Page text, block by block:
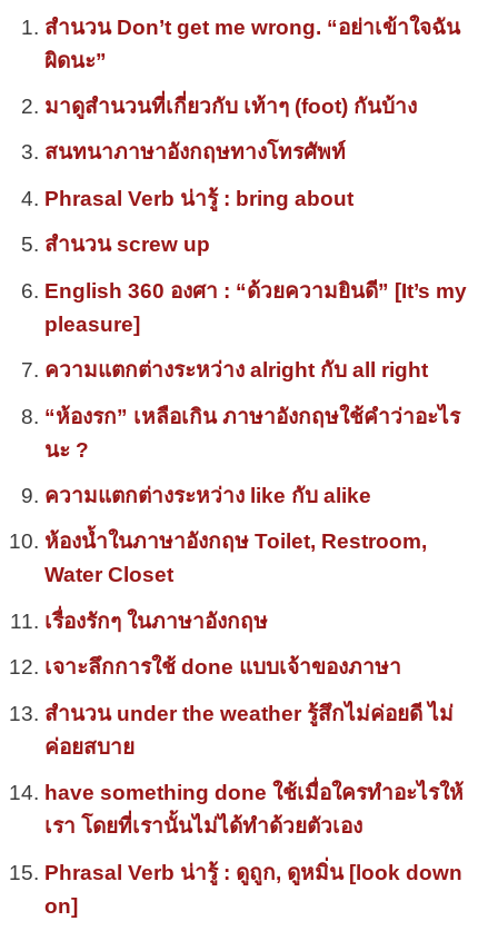
สำนวน Don’t get me wrong. “อย่าเข้าใจฉัน
ผิดนะ”
มาดูสำนวนที่เกี่ยวกับ เท้าๆ (foot) กันบ้าง
สนทนาภาษาอังกฤษทางโทรศัพท์
Phrasal Verb น่ารู้ : bring about
สำนวน screw up
English 360 องศา : “ด้วยความยินดี” [It’s my
pleasure]
ความแตกต่างระหว่าง alright กับ all right
“ห้องรก” เหลือเกิน ภาษาอังกฤษใช้คำว่าอะไร
นะ ?
ความแตกต่างระหว่าง like กับ alike
ห้องน้ำในภาษาอังกฤษ Toilet, Restroom,
Water Closet
เรื่องรักๆ ในภาษาอังกฤษ
เจาะลึกการใช้ done แบบเจ้าของภาษา
สำนวน under the weather รู้สึกไม่ค่อยดี ไม่
ค่อยสบาย
have something done ใช้เมื่อใครทำอะไรให้
เรา โดยที่เรานั้นไม่ได้ทำด้วยตัวเอง
Phrasal Verb น่ารู้ : ดูถูก, ดูหมิ่น [look down
on]